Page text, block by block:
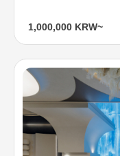
1,000,000 KRW~